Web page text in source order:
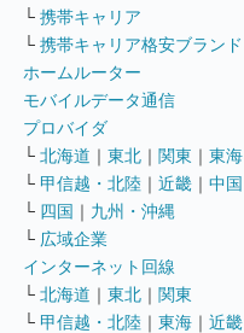
└ 携帯キャリア
└ 携帯キャリア格安ブランド
ホームルーター
モバイルデータ通信
プロバイダ
└ 北海道 ｜ 東北 ｜ 関東 ｜ 東海
└ 甲信越・北陸 ｜ 近畿 ｜ 中国
└ 四国 ｜ 九州・沖縄
└ 広域企業
インターネット回線
└ 北海道 ｜ 東北 ｜ 関東
└ 甲信越・北陸 ｜ 東海 ｜ 近畿